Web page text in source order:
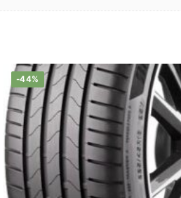
-44%